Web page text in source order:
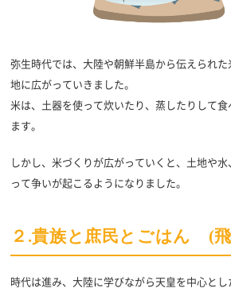
弥生時代では、大陸や朝鮮半島から伝えられ
地に広がっていきました。
米は、土器を使って炊いたり、蒸したりして
ます。
しかし、米づくりが広がっていくと、土地や
って争いが起こるようになりました。
２.貴族と庶民とごはん (
時代は進み、大陸に学びながら天皇を中心とし